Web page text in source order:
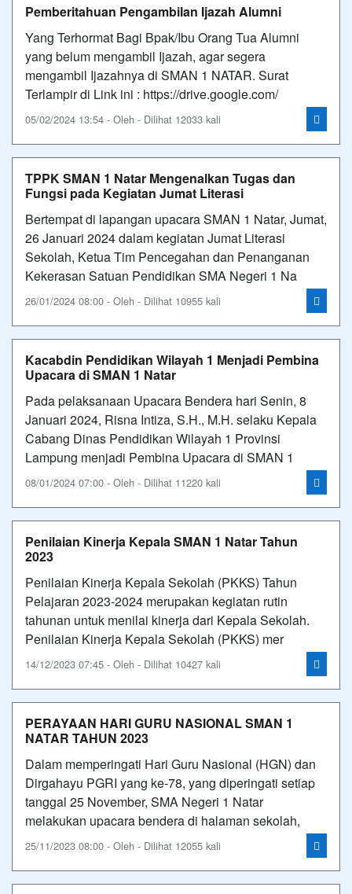
Pemberitahuan Pengambilan Ijazah Alumni
Yang Terhormat Bagi Bpak/Ibu Orang Tua Alumni
yang belum mengambil Ijazah, agar segera
mengambil Ijazahnya di SMAN 1 NATAR. Surat
Terlampir di Link ini : https://drive.google.com/
05/02/2024 13:54 - Oleh - Dilihat 12033 kali
TPPK SMAN 1 Natar Mengenalkan Tugas dan
Fungsi pada Kegiatan Jumat Literasi
Bertempat di lapangan upacara SMAN 1 Natar, Jumat,
26 Januari 2024 dalam kegiatan Jumat Literasi
Sekolah, Ketua Tim Pencegahan dan Penanganan
Kekerasan Satuan Pendidikan SMA Negeri 1 Na
26/01/2024 08:00 - Oleh - Dilihat 10955 kali
Kacabdin Pendidikan Wilayah 1 Menjadi Pembina
Upacara di SMAN 1 Natar
Pada pelaksanaan Upacara Bendera hari Senin, 8
Januari 2024, Risna Intiza, S.H., M.H. selaku Kepala
Cabang Dinas Pendidikan Wilayah 1 Provinsi
Lampung menjadi Pembina Upacara di SMAN 1
08/01/2024 07:00 - Oleh - Dilihat 11220 kali
Penilaian Kinerja Kepala SMAN 1 Natar Tahun
2023
Penilaian Kinerja Kepala Sekolah (PKKS) Tahun
Pelajaran 2023-2024 merupakan kegiatan rutin
tahunan untuk menilai kinerja dari Kepala Sekolah.
Penilaian Kinerja Kepala Sekolah (PKKS) mer
14/12/2023 07:45 - Oleh - Dilihat 10427 kali
PERAYAAN HARI GURU NASIONAL SMAN 1
NATAR TAHUN 2023
Dalam memperingati Hari Guru Nasional (HGN) dan
Dirgahayu PGRI yang ke-78, yang diperingati setiap
tanggal 25 November, SMA Negeri 1 Natar
melakukan upacara bendera di halaman sekolah,
25/11/2023 08:00 - Oleh - Dilihat 12055 kali